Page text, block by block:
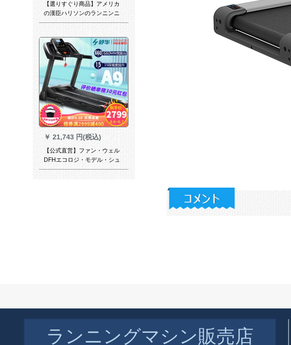
【選りすぐり商品】アメリカ
の漢臣ハリソンのランニンニ
ンを全部したんです。
￥ 21,743 円(税込)
【公式直営】ファン・ウェル
DFHエコロジ・モデル・シュ
ワナ9家庭用小型折りたたみ式
ストールトルーツのトゥルス
版【多機能】
ランニングマシン販売店